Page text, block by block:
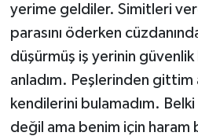
yerime geldiler. Simitleri
parasını öderken
düşürmüş iş yerinin güvenlik
anladım. Peşlerinden gittim
kendilerini bulamadım.
değil ama benim için haram